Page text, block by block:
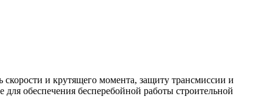
и крутящего момента, защиту трансмиссии и
обеспечения бесперебойной работы строительной